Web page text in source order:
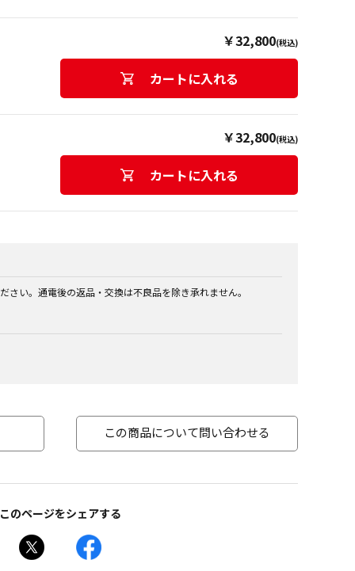
￥32,800(税込)
カートに入れる
￥32,800(税込)
カートに入れる
さい。通電後の返品・交換は不良品を除き承れません。
この商品について問い合わせる
このページをシェアする